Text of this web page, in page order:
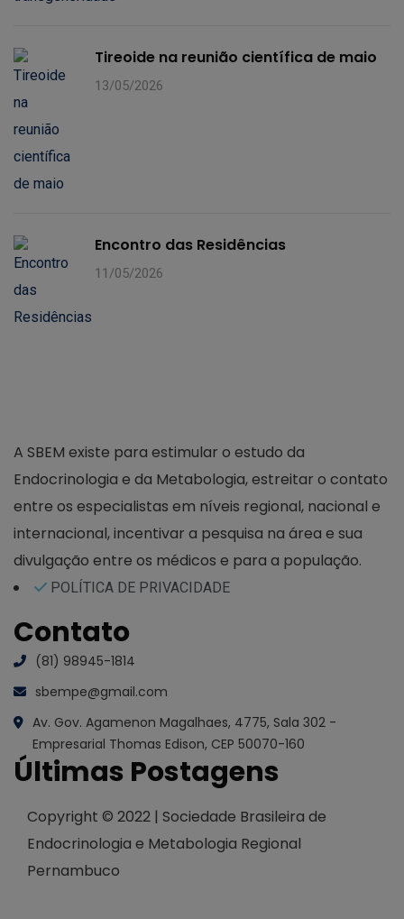
Tireoide na reunião científica de maio
13/05/2026
Encontro das Residências
11/05/2026
A SBEM existe para estimular o estudo da
Endocrinologia e da Metabologia, estreitar o contato
entre os especialistas em níveis regional, nacional e
internacional, incentivar a pesquisa na área e sua
divulgação entre os médicos e para a população.
POLÍTICA DE PRIVACIDADE
Contato
(81) 98945-1814
sbempe@gmail.com
Av. Gov. Agamenon Magalhaes, 4775, Sala 302 -
Empresarial Thomas Edison, CEP 50070-160
Últimas Postagens
Copyright © 2022 | Sociedade Brasileira de
Endocrinologia e Metabologia Regional
Pernambuco